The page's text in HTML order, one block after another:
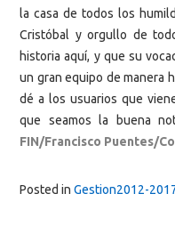
la casa de todos los
Cristóbal y orgullo de
historia aquí, y que su
un gran equipo de manera
dé a los usuarios que
que seamos la buena
FIN/Francisco Puentes/
Posted in Gestion2012-